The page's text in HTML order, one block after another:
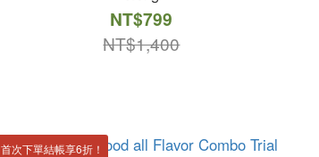
NT$799
NT$1,400
首次下單結帳享6折！